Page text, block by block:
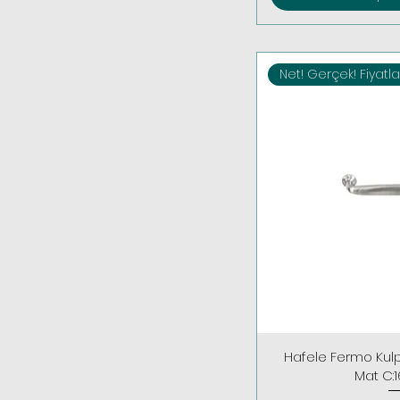
Net! Gerçek!
Hafele Fermo
Mat